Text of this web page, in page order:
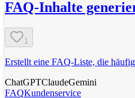
FAQ-Inhalte
1
Erstellt eine FAQ-Liste, die
ChatGPTClaudeGemini
FAQKundenservice